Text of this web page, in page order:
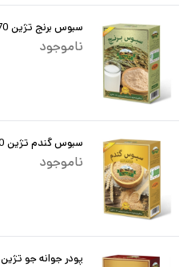
سبوس برنج تژین 170 گرم
ناموجود
سبوس گندم تژین 170 گرم
ناموجود
پودر جوانه جو تژین 220 گرم